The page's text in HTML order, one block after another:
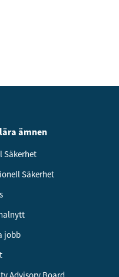
ämnen
Säkerhet
Säkerhet
jobb